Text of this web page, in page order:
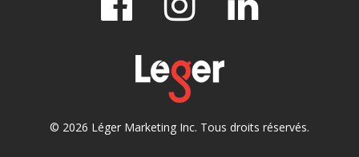
© 2026 Léger Marketing Inc. Tous droits réservés.